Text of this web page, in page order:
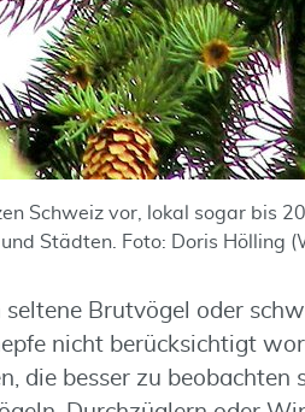
Schweiz vor, lokal sogar bis
Städten. Foto: Doris Hölling
Brutvögel oder
nicht berücksichtigt
die besser zu beobachten